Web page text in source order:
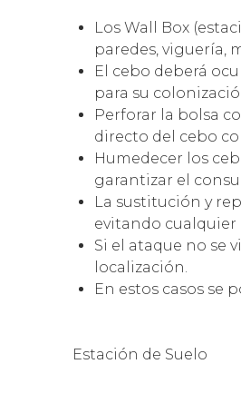
Los Wall Box
paredes, viguería,
El cebo deberá
para su
Perforar la bolsa
directo del cebo
Humedecer los
garantizar el
La sustitución y
evitando cualquier
Si el ataque no se
localización.
En estos casos se
Estación de Suelo